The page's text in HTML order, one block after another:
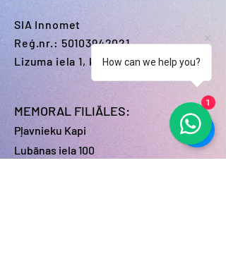
SIA Innomet
Reģ.nr.: 50103942021
Lizuma iela 1, k-1, Rīga, LV-1006
MEMORAL FILIĀLES:
Pļavnieku Kapi
Lubānas iela 100
How can we help you?
1